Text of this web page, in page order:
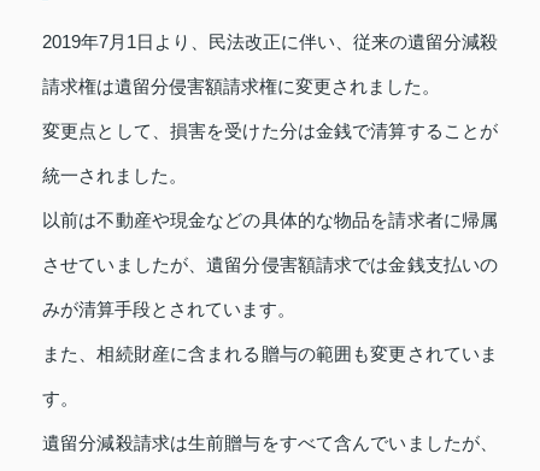
2019年7月1日より、民法改正に伴い、従来の遺留分減殺
請求権は遺留分侵害額請求権に変更されました。
変更点として、損害を受けた分は金銭で清算することが
統一されました。
以前は不動産や現金などの具体的な物品を請求者に帰属
させていましたが、遺留分侵害額請求では金銭支払いの
みが清算手段とされています。
また、相続財産に含まれる贈与の範囲も変更されていま
す。
遺留分減殺請求は生前贈与をすべて含んでいましたが、